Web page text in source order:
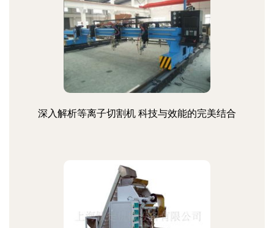
深入解析等离子切割机 科技与效能的完美结合